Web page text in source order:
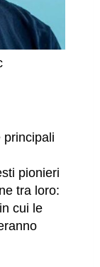
principali
pionieri
tra loro:
cui le